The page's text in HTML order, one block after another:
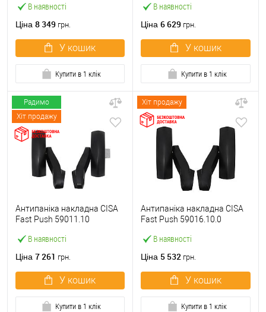
В наявності
Ціна 8 349 грн.
У кошик
Купити в 1 клік
В наявності
Ціна 6 629 грн.
У кошик
Купити в 1 клік
Радимо
Хіт продажу
В наявності
Антипаніка накладна CISA
Fast Push 59011.10
штанги
Ціна 7 261 грн.
У кошик
Купити в 1 клік
Хіт продажу
В наявності
Антипаніка накладна CISA
Fast Push 59016.10.0
штанги
Ціна 5 532 грн.
У кошик
Купити в 1 клік